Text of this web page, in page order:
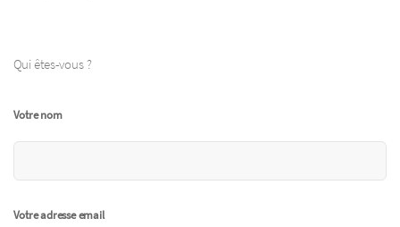
Qui êtes-vous ?
Votre nom
Votre adresse email